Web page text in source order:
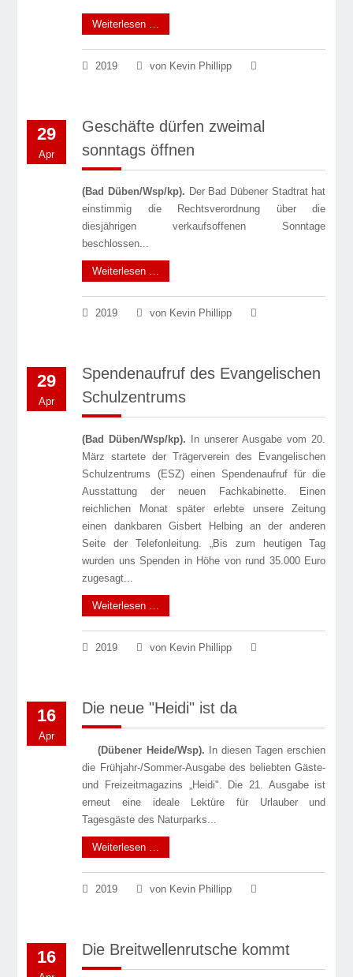
Weiterlesen …
2019 von Kevin Phillipp
29
Apr
Geschäfte dürfen zweimal
sonntags öffnen
(Bad Düben/Wsp/kp). Der Bad Dübener Stadtrat hat
einstimmig die Rechtsverordnung über die
diesjährigen verkaufsoffenen Sonntage
beschlossen...
Weiterlesen …
2019 von Kevin Phillipp
29
Apr
Spendenaufruf des Evangelischen
Schulzentrums
(Bad Düben/Wsp/kp). In unserer Ausgabe vom 20.
März startete der Trägerverein des Evangelischen
Schulzentrums (ESZ) einen Spendenaufruf für die
Ausstattung der neuen Fachkabinette. Einen
reichlichen Monat später erlebte unsere Zeitung
einen dankbaren Gisbert Helbing an der anderen
Seite der Telefonleitung. „Bis zum heutigen Tag
wurden uns Spenden in Höhe von rund 35.000 Euro
zugesagt...
Weiterlesen …
2019 von Kevin Phillipp
16
Apr
Die neue "Heidi" ist da
(Dübener Heide/Wsp). In diesen Tagen erschien
die Frühjahr-/Sommer-Ausgabe des beliebten Gäste-
und Freizeitmagazins „Heidi". Die 21. Ausgabe ist
erneut eine ideale Lektüre für Urlauber und
Tagesgäste des Naturparks...
Weiterlesen …
2019 von Kevin Phillipp
16 Die Breitwellenrutsche kommt